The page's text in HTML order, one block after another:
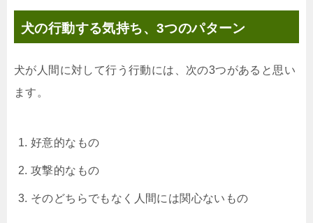
犬の行動する気持ち、3つのパターン
犬が人間に対して行う行動には、次の3つがあると思い
ます。
好意的なもの
攻撃的なもの
そのどちらでもなく人間には関心ないもの